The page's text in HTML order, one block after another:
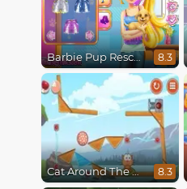
Barbie Pup Rescue 8.3
Cat Around The World 8.3